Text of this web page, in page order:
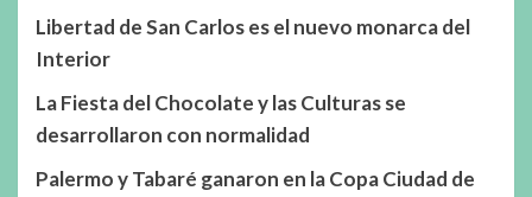
Libertad de San Carlos es el nuevo monarca del
Interior
La Fiesta del Chocolate y las Culturas se
desarrollaron con normalidad
Palermo y Tabaré ganaron en la Copa Ciudad de